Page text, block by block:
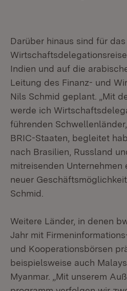
Darüber hinaus sind für
Indien und auf die
Leitung des Finanz- und
Nils Schmid geplant. „Mit
werde ich
führenden
BRIC-Staaten, begleitet
nach Brasilien, Russland
mitreisenden Unternehmen
neuer
Schmid.
Weitere Länder, in denen
Jahr mit
und Kooperationsbörsen
beispielsweise auch
Myanmar. „Mit unserem